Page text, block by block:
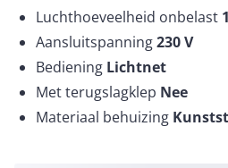
Luchthoeveelheid onbelast
Aansluitspanning230V
Bediening Lichtnet
Met terugslagklep Nee
Materiaal behuizing